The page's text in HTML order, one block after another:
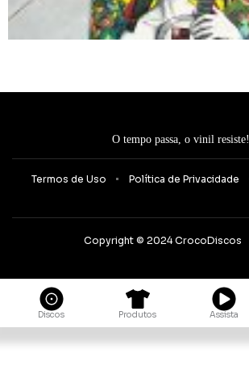
O tempo passa, o vinil resiste!
Termos de Uso Política de Privacidade
Copyright © 2024 CrocoDiscos
Discos Produtos Assista